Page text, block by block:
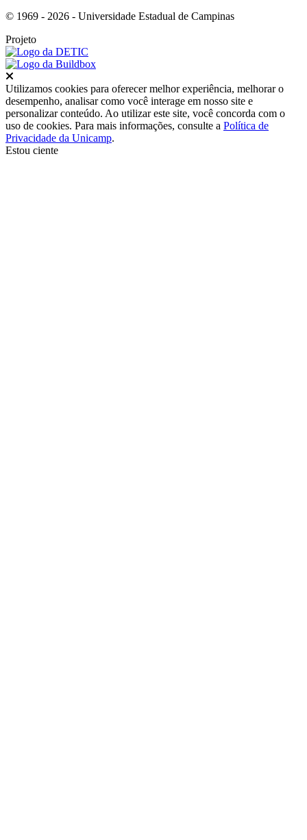
© 1969 - 2026 - Universidade Estadual de Campinas
Projeto
Utilizamos cookies para oferecer melhor experiência, melhorar o
desempenho, analisar como você interage em nosso site e
personalizar conteúdo. Ao utilizar este site, você concorda com o
uso de cookies. Para mais informações, consulte a Política de
Privacidade da Unicamp.
Estou ciente